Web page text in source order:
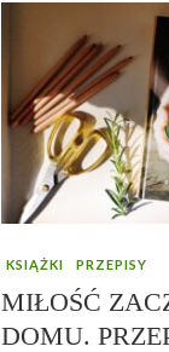
KSIĄŻKI PRZEPISY
MIŁOŚĆ
DOMU.